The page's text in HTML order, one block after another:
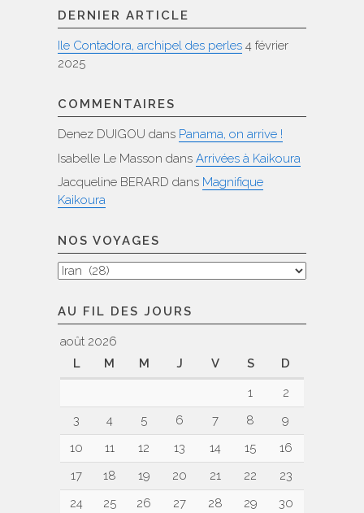
DERNIER ARTICLE
Ile Contadora, archipel des perles 4 février
2025
COMMENTAIRES
Denez DUIGOU dans Panama, on arrive !
Isabelle Le Masson dans Arrivées à Kaikoura
Jacqueline BERARD dans Magnifique
Kaikoura
NOS VOYAGES
Nos
AU FIL DES JOURS
août 2026
L
M M J V S
D
1
2
3
4 5 6 7 8
9
10
11 12 13 14 15
16
17
18 19 20 21 22
23
24
25 26 27 28 29 30